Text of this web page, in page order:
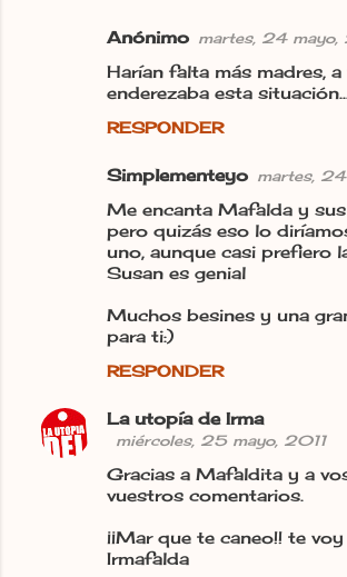
Anónimo martes, 24 mayo,
Harían falta más madres, a
enderezaba esta
RESPONDER
Simplementeyo martes,
Me encanta Mafalda y
pero quizás eso lo
uno, aunque casi prefiero
Susan es genial
Muchos besines y una
para ti:)
RESPONDER
La utopía de Irma
miércoles, 25 mayo, 2011
Gracias a Mafaldita y a
vuestros comentarios.
¡¡Mar que te caneo!! te
Irmafalda